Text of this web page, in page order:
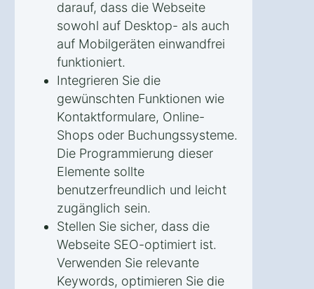
darauf, dass die Webseite
sowohl auf Desktop- als auch
auf Mobilgeräten einwandfrei
funktioniert.
Integrieren Sie die
gewünschten Funktionen wie
Kontaktformulare, Online-
Shops oder Buchungssysteme.
Die Programmierung dieser
Elemente sollte
benutzerfreundlich und leicht
zugänglich sein.
Stellen Sie sicher, dass die
Webseite SEO-optimiert ist.
Verwenden Sie relevante
Keywords, optimieren Sie die